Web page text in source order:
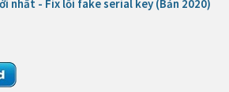
nhất - Fix lỗi fake serial key (Bản 2020)